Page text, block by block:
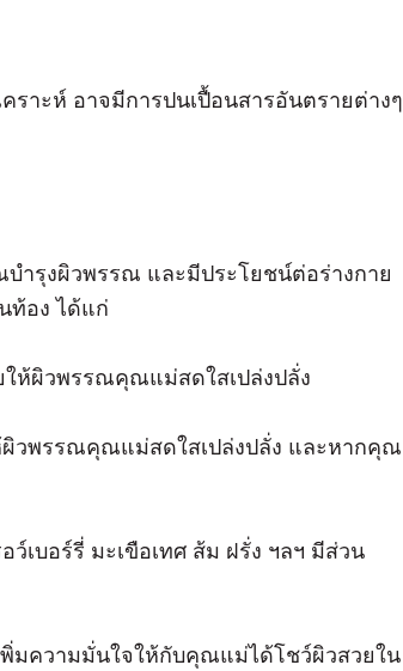
ราะห์ อาจมีการปนเปื้อนสารอันตรายต่างๆ
รุงผิวพรรณ และมีประโยชน์ต่อร่างกาย
ท้อง ได้แก่
ห้ผิวพรรณคุณแม่สดใสเปล่งปลั่ง
วพรรณคุณแม่สดใสเปล่งปลั่ง และหากคุณ
เบอร์รี่ มะเขือเทศ ส้ม ฝรั่ง ฯลฯ มีส่วน
มความมั่นใจให้กับคุณแม่ได้โชว์ผิวสวยใน